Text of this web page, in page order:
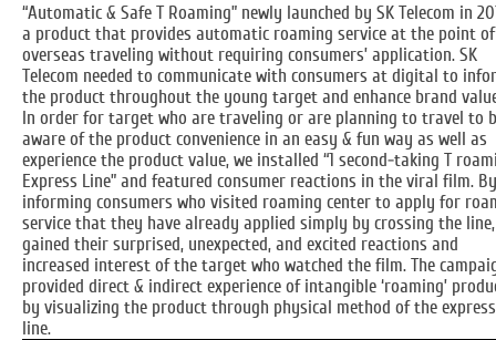
“Automatic & Safe T Roaming” newly launched by SK Telecom in
a product that provides automatic roaming service at the point of
overseas traveling without requiring consumers’ application. SK
Telecom needed to communicate with consumers at digital to
the product throughout the young target and enhance brand
In order for target who are traveling or are planning to travel to
aware of the product convenience in an easy & fun way as well as
experience the product value, we installed “1 second-taking T
Express Line” and featured consumer reactions in the viral film. By
informing consumers who visited roaming center to apply for
service that they have already applied simply by crossing the
gained their surprised, unexpected, and excited reactions and
increased interest of the target who watched the film. The
provided direct & indirect experience of intangible ‘roaming’
by visualizing the product through physical method of the express
line.